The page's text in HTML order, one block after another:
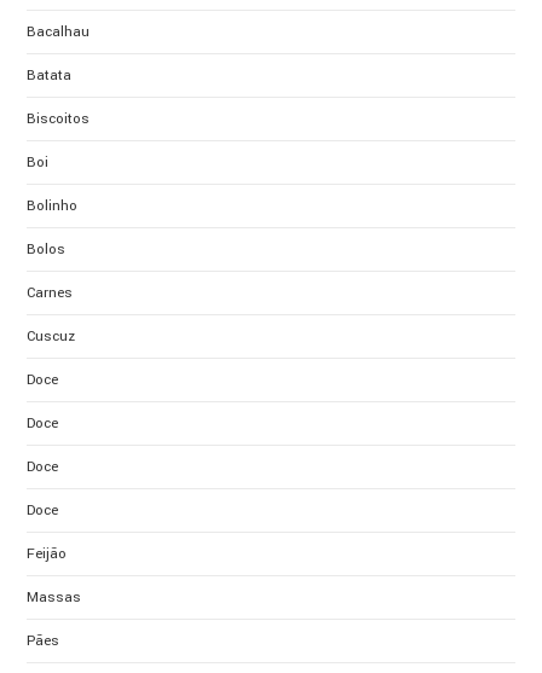
Bacalhau
Batata
Biscoitos
Boi
Bolinho
Bolos
Carnes
Cuscuz
Doce
Doce
Doce
Doce
Feijão
Massas
Pães